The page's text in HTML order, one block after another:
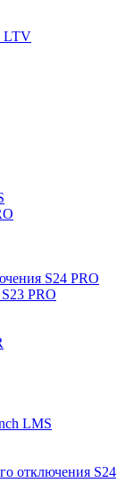
LTV
S24 PRO
PRO
LMS
отключения S24